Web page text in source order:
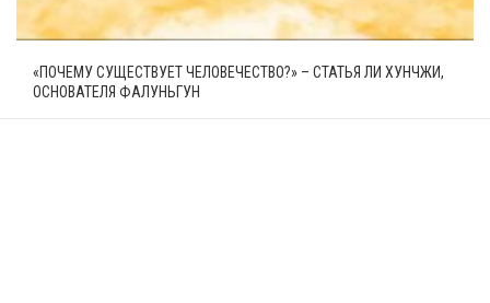
«ПОЧЕМУ СУЩЕСТВУЕТ ЧЕЛОВЕЧЕСТВО?» – СТАТЬЯ ЛИ ХУНЧЖИ,
ОСНОВАТЕЛЯ ФАЛУНЬГУН